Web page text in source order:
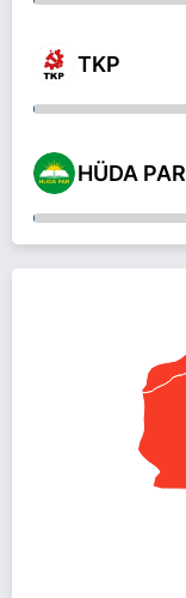
TKP
HÜDA PAR